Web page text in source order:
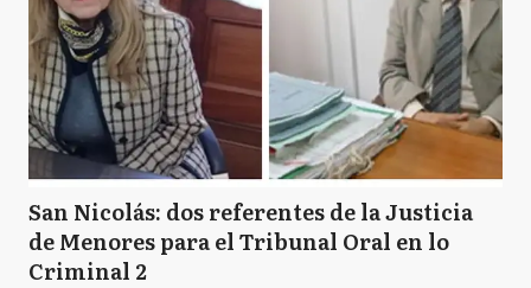
San Nicolás: dos referentes de la Justicia
de Menores para el Tribunal Oral en lo
Criminal 2